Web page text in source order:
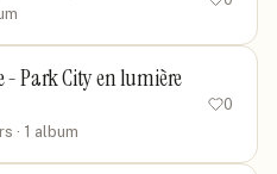
- Park City en lumière
· 1 album
0